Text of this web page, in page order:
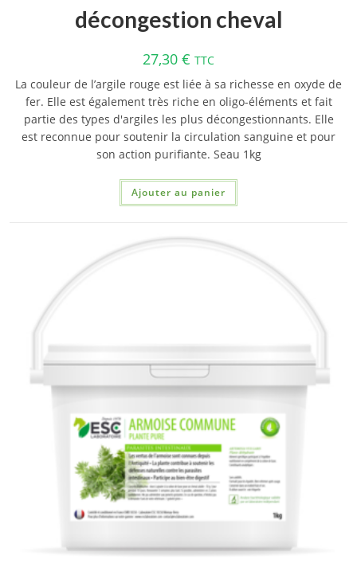
décongestion cheval
27,30 € TTC
La couleur de l’argile rouge est liée à sa richesse en oxyde de
fer. Elle est également très riche en oligo-éléments et fait
partie des types d'argiles les plus décongestionnants. Elle
est reconnue pour soutenir la circulation sanguine et pour
son action purifiante. Seau 1kg
Ajouter au panier